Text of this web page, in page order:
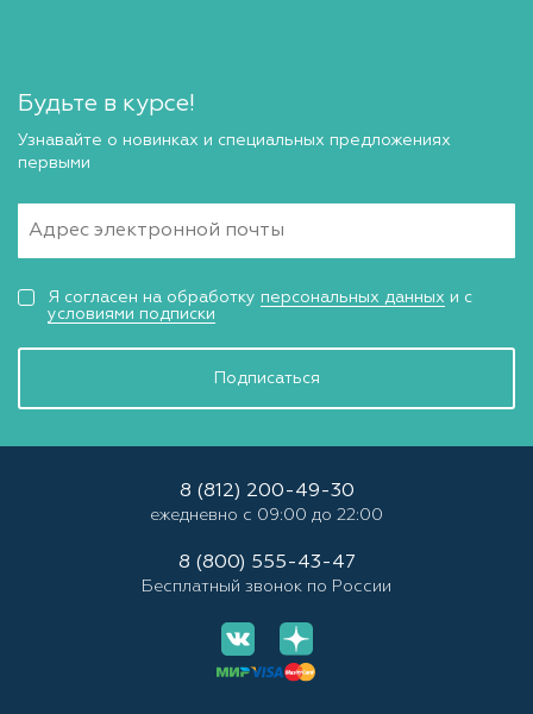
Будьте в курсе!
Узнавайте о новинках и специальных предложениях
первыми
Подписаться
Я согласен на обработку персональных данных и с
условиями подписки
8 (812) 200-49-30
ежедневно с 09:00 до 22:00
8 (800) 555-43-47
Бесплатный звонок по России